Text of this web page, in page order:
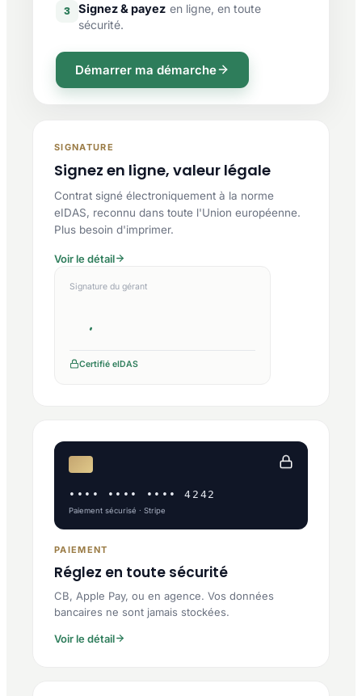
3 Signez & payez en ligne, en toute
sécurité.
Démarrer ma démarche
SIGNATURE
Signez en ligne, valeur légale
Contrat signé électroniquement à la norme
eIDAS, reconnu dans toute l'Union européenne.
Plus besoin d'imprimer.
Voir le détail
Signature du gérant
Certifié eIDAS
•••• •••• •••• 4242
Paiement sécurisé · Stripe
PAIEMENT
Réglez en toute sécurité
CB, Apple Pay, ou en agence. Vos données
bancaires ne sont jamais stockées.
Voir le détail